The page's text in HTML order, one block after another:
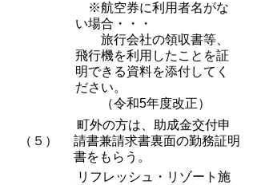
※航空券に利用者名がな
い場合・・・
旅行会社の領収書等、
飛行機を利用したことを証
明できる資料を添付してく
ださい。
（令和5年度改正）
（５）
町外の方は、助成金交付申
請書兼請求書裏面の勤務証明
書をもらう。
リフレッシュ・リゾート施